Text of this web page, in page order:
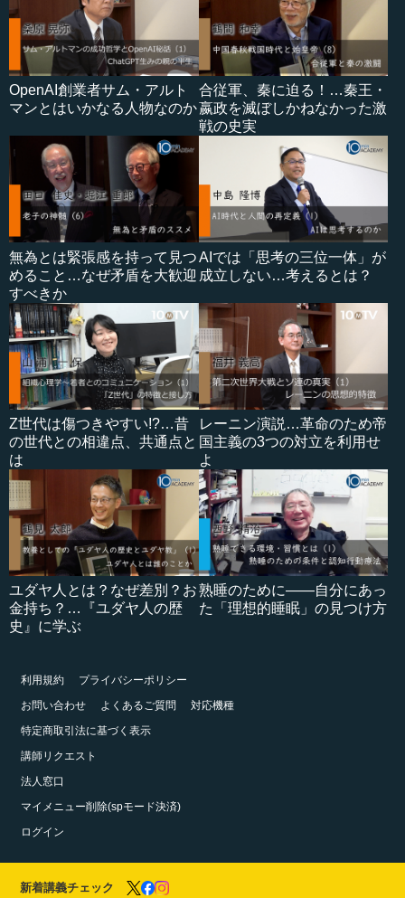
OpenAI創業者サム・アルト
マンとはいかなる人物なのか
合従軍、秦に迫る！…秦王・
嬴政を滅ぼしかねなかった激
戦の史実
無為とは緊張感を持って見つ
めること…なぜ矛盾を大歓迎
すべきか
AIでは「思考の三位一体」が
成立しない…考えるとは？
Z世代は傷つきやすい!?…昔
の世代との相違点、共通点と
は
レーニン演説…革命のため帝
国主義の3つの対立を利用せ
よ
ユダヤ人とは？なぜ差別？お
金持ち？…『ユダヤ人の歴
史』に学ぶ
熟睡のために――自分にあっ
た「理想的睡眠」の見つけ方
利用規約
プライバシーポリシー
お問い合わせ
よくあるご質問
対応機種
特定商取引法に基づく表示
講師リクエスト
法人窓口
マイメニュー削除(spモード決済)
ログイン
新着講義チェック